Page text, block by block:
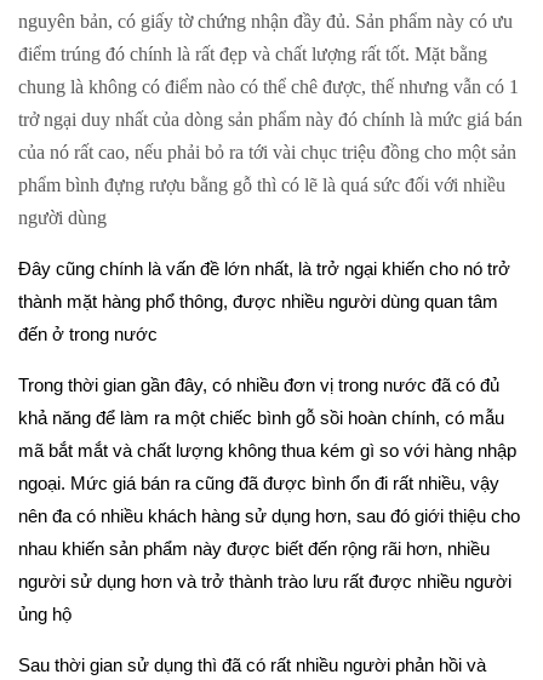
nguyên bản, có giấy tờ chứng nhận đầy đủ. Sản phẩm này có ưu
điểm trúng đó chính là rất đẹp và chất lượng rất tốt. Mặt bằng
chung là không có điểm nào có thể chê được, thế nhưng vẫn có 1
trở ngại duy nhất của dòng sản phẩm này đó chính là mức giá bán
của nó rất cao, nếu phải bỏ ra tới vài chục triệu đồng cho một sản
phẩm bình đựng rượu bằng gỗ thì có lẽ là quá sức đối với nhiều
người dùng
Đây cũng chính là vấn đề lớn nhất, là trở ngại khiến cho nó trở
thành mặt hàng phổ thông, được nhiều người dùng quan tâm
đến ở trong nước
Trong thời gian gần đây, có nhiều đơn vị trong nước đã có đủ
khả năng để làm ra một chiếc bình gỗ sồi hoàn chính, có mẫu
mã bắt mắt và chất lượng không thua kém gì so với hàng nhập
ngoại. Mức giá bán ra cũng đã được bình ổn đi rất nhiều, vậy
nên đa có nhiều khách hàng sử dụng hơn, sau đó giới thiệu cho
nhau khiến sản phẩm này được biết đến rộng rãi hơn, nhiều
người sử dụng hơn và trở thành trào lưu rất được nhiều người
ủng hộ
Sau thời gian sử dụng thì đã có rất nhiều người phản hồi và